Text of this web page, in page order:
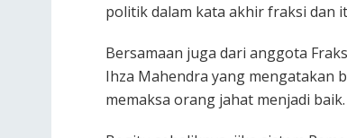
politik dalam kata akhir fraksi dan
Bersamaan juga dari anggota
Ihza Mahendra yang mengatakan
memaksa orang jahat menjadi baik.